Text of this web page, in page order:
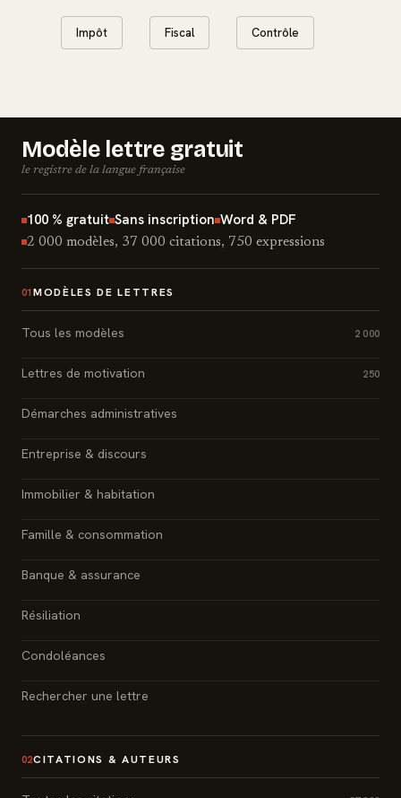
Impôt Fiscal Contrôle
Modèle lettre gratuit
le registre de la langue française
100 % gratuit Sans inscription Word & PDF
2 000 modèles, 37 000 citations, 750 expressions
01 MODÈLES DE LETTRES
Tous les modèles 2 000
Lettres de motivation 250
Démarches administratives
Entreprise & discours
Immobilier & habitation
Famille & consommation
Banque & assurance
Résiliation
Condoléances
Rechercher une lettre
02CITATIONS & AUTEURS